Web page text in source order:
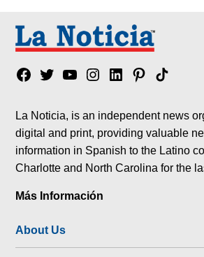
Facebook
TwitterYouTubeInstagram
LinkedinPinterest
Tik
La Noticia, is an independent news
digital and print, providing valuable
information in Spanish to the Latino
Charlotte and North Carolina for the
Más Información
About Us